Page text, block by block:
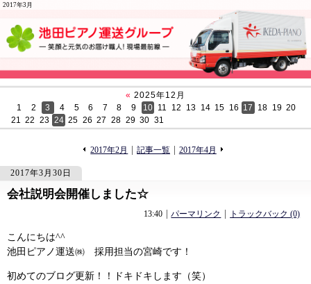
2017年3月
« 2025年12月
1
2 3 4 5 6 7 8 9 10 11 12 13 14 15 16 17 18 19 20
21 22 23 24 25 26 27 28 29 30 31
«
2017年2月 記事一覧 2017年4月
2017年3月30日
会社説明会開催しました☆
13:40 パーマリンク トラックバック (0)
こんにちは^^
池田ピアノ運送㈱ 採用担当の宮崎です！
初めてのブログ更新！！ドキドキします（笑）